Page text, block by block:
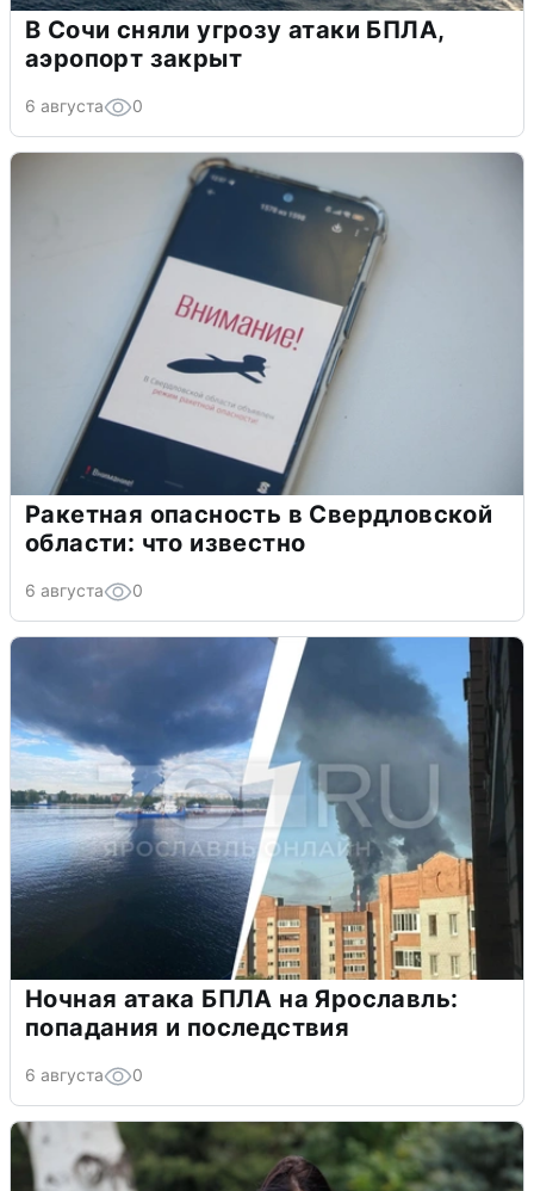
В Сочи сняли угрозу атаки БПЛА,
аэропорт закрыт
6 августа 0
Ракетная опасность в Свердловской
области: что известно
6 августа 0
Ночная атака БПЛА на Ярославль:
попадания и последствия
6 августа 0